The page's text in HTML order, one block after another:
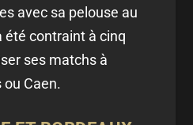
avec sa pelouse au
été contraint à cinq
ses matchs à
ou Caen.